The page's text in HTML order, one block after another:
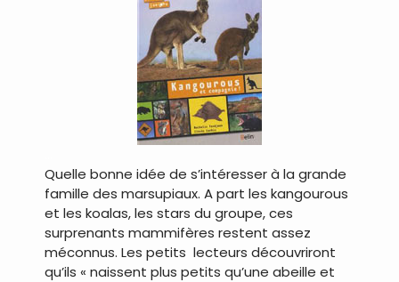
Quelle bonne idée de s’intéresser à la grande
famille des marsupiaux. A part les kangourous
et les koalas, les stars du groupe, ces
surprenants mammifères restent assez
méconnus. Les petits lecteurs découvriront
qu’ils « naissent plus petits qu’une abeille et